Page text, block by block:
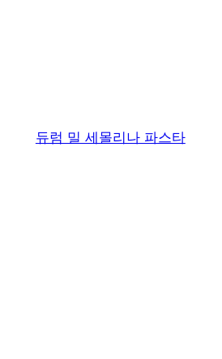
듀럼 밀 세몰리나 파스타